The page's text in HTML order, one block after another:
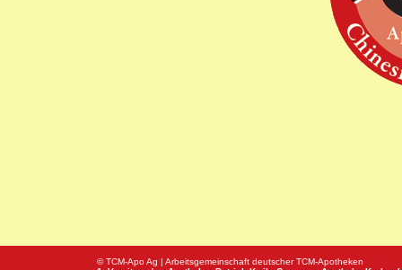
© TCM-Apo Ag | Arbeitsgemeinschaft deutscher TCM-Apotheken